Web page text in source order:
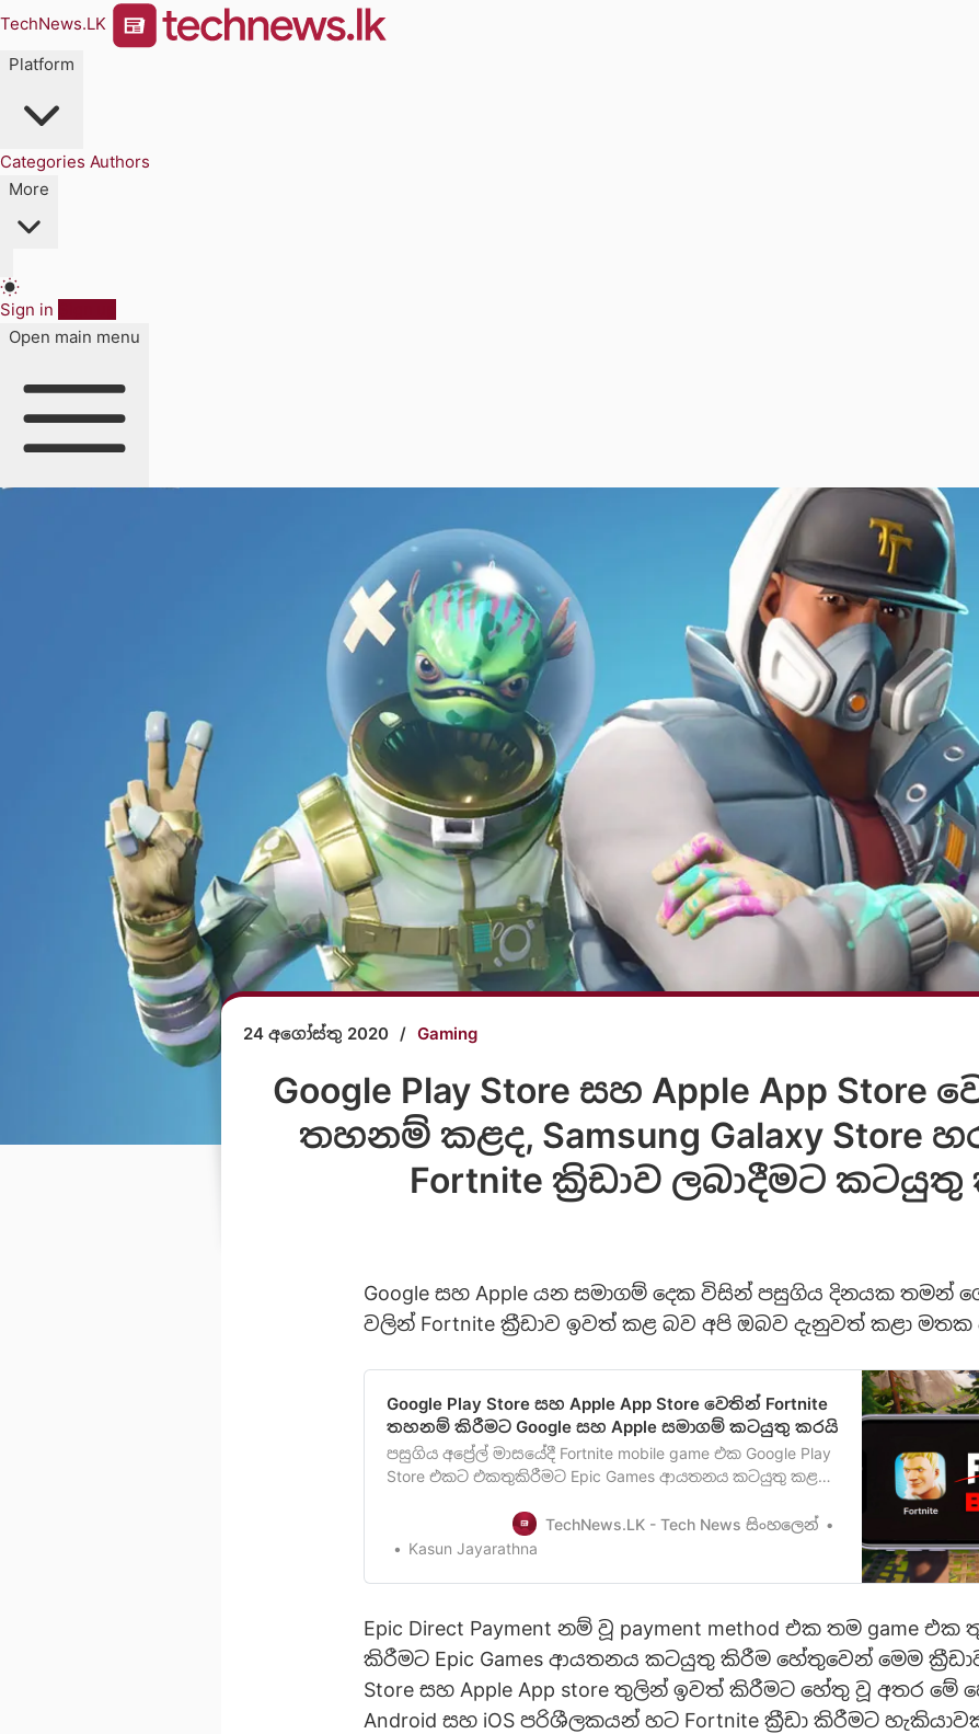
TechNews.LK
Platform
Categories Authors
More
Sign in
Open main menu
24 අගෝස්තු 2020 / Gaming
Google Play Store සහ Apple App Store
තහනම් කළද, Samsung Galaxy Store
Fortnite ක්‍රිඩාව ලබාදීමට
Google සහ Apple යන සමාගම් දෙක විසින් පසුගිය දිනයක තමන් ගේ
වලින් Fortnite ක්‍රීඩාව ඉවත් කළ බව අපි ඔබව දැනුවත් කළා
Google Play Store සහ Apple App Store වෙතින් Fortnite
තහනම් කිරීමට Google සහ Apple සමාගම් කටයුතු කරයි
පසුගිය අප්‍රේල් මාසයේදී Fortnite mobile game එක Google Play
Store එකට එකතුකිරීමට Epic Games ආයතනය කටයුතු කළ
එක දැන් Google Playstore හරහාද නිකුත් කිරීමට Epic
ආයතනයකටයුතු කරයිFortnite
TechNews.LK - Tech News සිංහලෙන්
Kasun Jayarathna
Epic Direct Payment නම් වූ payment method එක තම game
කිරීමට Epic Games ආයතනය කටයුතු කිරීම හේතුවෙන් මෙම ක්‍රීඩාව
Store සහ Apple App store තුලින් ඉවත් කිරීමට හේතු වූ අතර මේ
Android සහ iOS පරිශීලකයන් හට Fortnite ක්‍රීඩා කිරීමට